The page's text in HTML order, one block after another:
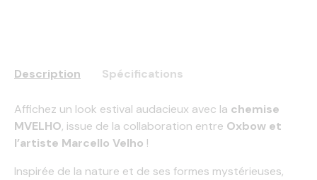
Description Spécifications
Affichez un look estival audacieux avec la chemise
MVELHO, issue de la collaboration entre Oxbow et
l’artiste Marcello Velho !
Inspirée de la nature et de ses formes mystérieuses,